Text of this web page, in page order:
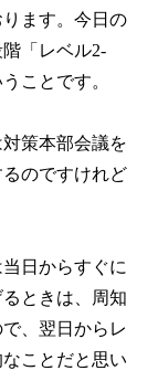
ます。今日の
「レベル2-
ことです。
策本部会議を
のですけれど
日からすぐに
ときは、周知
、翌日からレ
ことだと思い